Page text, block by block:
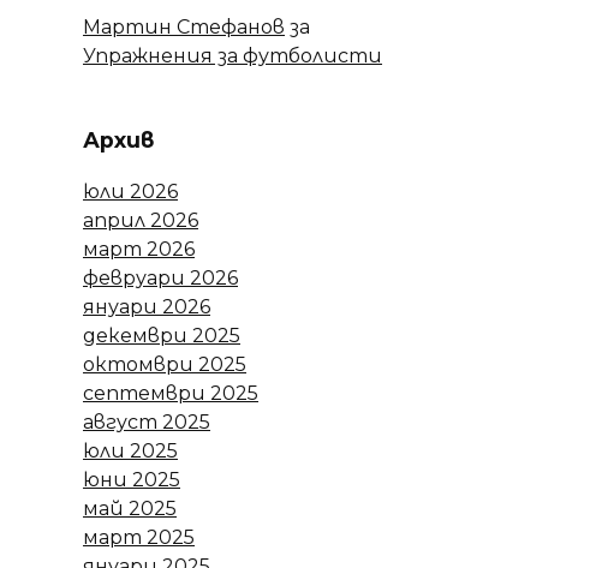
Мартин Стефанов за
Упражнения за футболисти
Архив
юли 2026
април 2026
март 2026
февруари 2026
януари 2026
декември 2025
октомври 2025
септември 2025
август 2025
юли 2025
юни 2025
май 2025
март 2025